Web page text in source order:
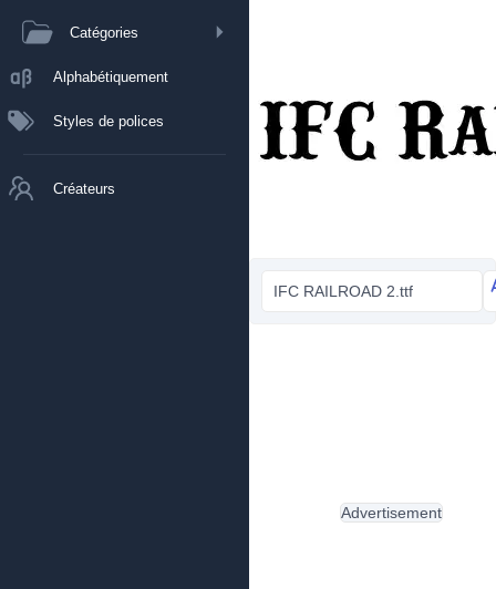
Catégories
Alphabétiquement
Styles de polices
Créateurs
IFC RAILROAD 2.ttf
Advertisement